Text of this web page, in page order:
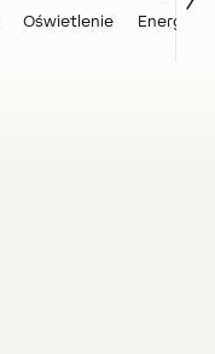
Oświetlenie Energia